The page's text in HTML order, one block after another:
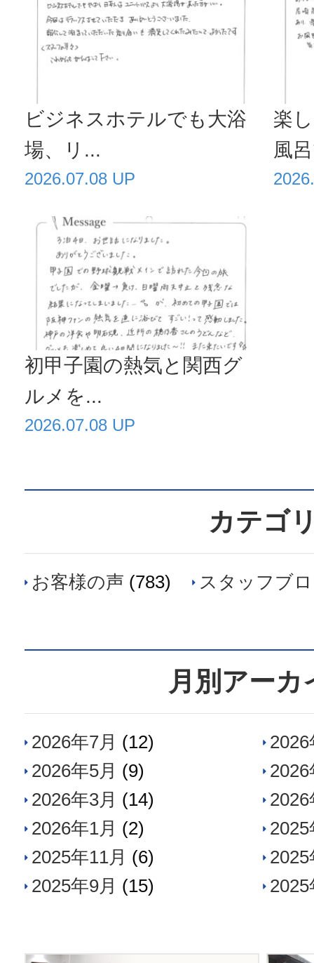
ビジネスホテルでも大浴
場、リ...
2026.07.08 UP
楽
風
初甲子園の熱気と関西グ
ルメを...
2026.07.08 UP
カテゴ
お客様の声 (783) スタッフブ
月別アーカ
2026年7月 (12)
2026年5月 (9)
2026年3月 (14)
2026年1月 (2)
2025年11月 (6)
2025年9月 (15)